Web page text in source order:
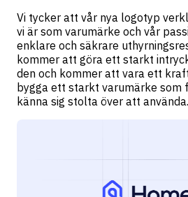
Vi tycker att vår nya logotyp
vi är som varumärke och vår
enklare och säkrare
kommer att göra ett starkt
den och kommer att vara ett
bygga ett starkt varumärke som
känna sig stolta över att använda.